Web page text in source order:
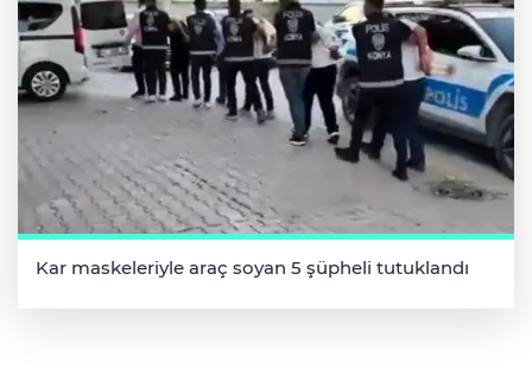
Kar maskeleriyle araç soyan 5 şüpheli tutuklandı